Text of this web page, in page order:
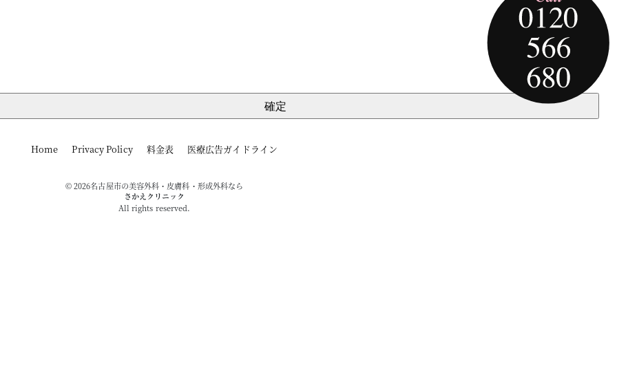
Home Privacy Policy 料金表 医療広告ガイドライン
© 2026名古屋市の美容外科・皮膚科・形成外科なら
さかえクリニック
All rights reserved.